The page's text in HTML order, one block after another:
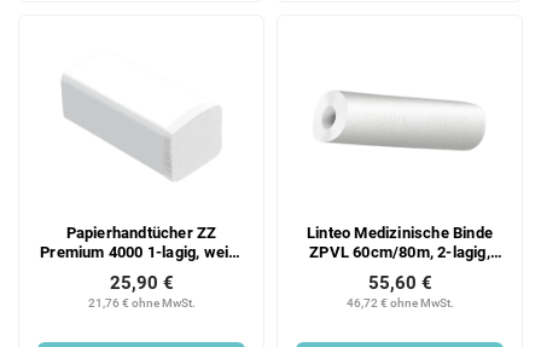
Papierhandtücher ZZ
Premium 4000 1-lagig, weiß,
Zellstoff, 20x200 Blatt,
Karton
21,76 € ohne MwSt.
25,90 €
Linteo Medizinische Binde
ZPVL 60cm/80m, 2-lagig,
Zellstoff, 6er Packung
46,72 € ohne MwSt.
55,60 €